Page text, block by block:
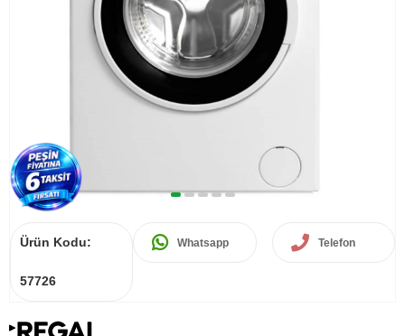
Ürün Kodu:
57726
Whatsapp Telefon